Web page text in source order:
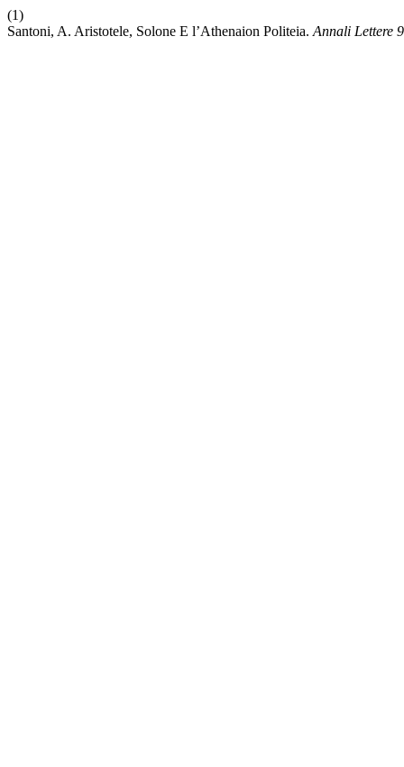
(1)
Santoni, A. Aristotele, Solone E l’Athenaion Politeia. Annali Lettere 9